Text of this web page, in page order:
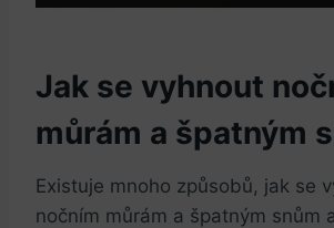
Jak se vyhnout
můrám a špatným
Existuje mnoho způsobů, jak se
nočním můrám a špatným snům